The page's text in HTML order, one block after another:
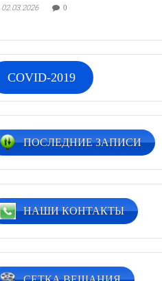
02.03.2026 0
COVID-2019
ПОСЛЕДНИЕ ЗАПИСИ
НАШИ КОНТАКТЫ